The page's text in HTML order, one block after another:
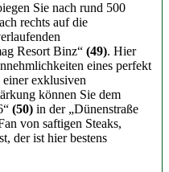
Sie nach rund 500
rechts auf die
Resort Binz“ (49). Hier
eines perfekt
exklusiven
können Sie dem
(50) in der „Dünenstraße
von saftigen Steaks,
der ist hier bestens